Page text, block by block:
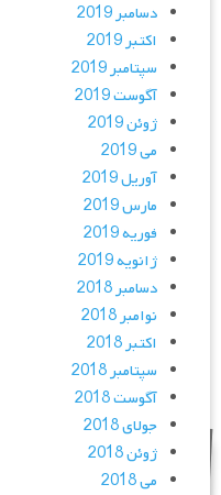
دسامبر 2019
اکتبر 2019
سپتامبر 2019
آگوست 2019
ژوئن 2019
می 2019
آوریل 2019
مارس 2019
فوریه 2019
ژانویه 2019
دسامبر 2018
نوامبر 2018
اکتبر 2018
سپتامبر 2018
آگوست 2018
جولای 2018
ژوئن 2018
می 2018